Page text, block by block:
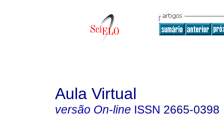
Aula Virtual
versão On-line ISSN 2665-0398